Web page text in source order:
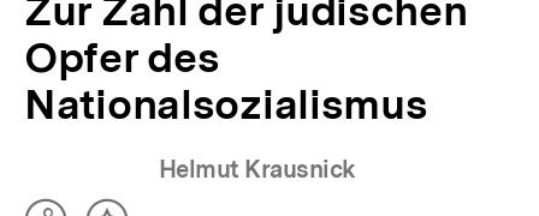
Zur Zahl der jüdischen
Opfer des
Nationalsozialismus
Helmut Krausnick